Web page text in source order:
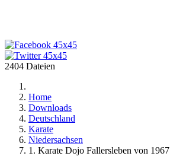
2404 Dateien
Home
Downloads
Deutschland
Karate
Niedersachsen
1. Karate Dojo Fallersleben von 1967